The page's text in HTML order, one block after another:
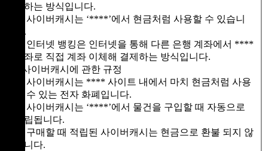
금하는 방식입니다.
④ 사이버캐시는 ‘****’에서 현금처럼 사용할 수 있습니
다.
⑤ 인터넷 뱅킹은 인터넷을 통해 다른 은행 계좌에서 ****
계좌로 직접 계좌 이체해 결제하는 방식입니다.
4.사이버캐시에 관한 규정
① 사이버캐시는 **** 사이트 내에서 마치 현금처럼 사용
할 수 있는 전자 화폐입니다.
② 사이버캐시는 ‘****’에서 물건을 구입할 때 자동으로
적립됩니다.
③ 구매할 때 적립된 사이버캐시는 현금으로 환불 되지 않
습니다.